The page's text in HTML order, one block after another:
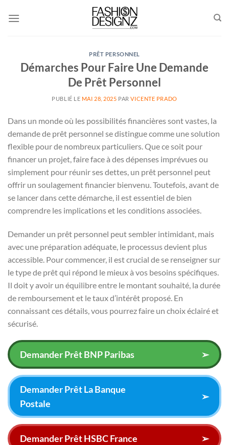
PRÊT PERSONNEL
Démarches Pour Faire Une Demande
De Prêt Personnel
PUBLIÉ LE MAI 28, 2025 PARVICENTE PRADO
Dans un monde où les possibilités financières sont vastes, la
demande de prêt personnel se distingue comme une solution
flexible pour de nombreux particuliers. Que ce soit pour
financer un projet, faire face à des dépenses imprévues ou
simplement pour réunir ses dettes, un prêt personnel peut
offrir un soulagement financier bienvenu. Toutefois, avant de
se lancer dans cette démarche, il est essentiel de bien
comprendre les implications et les conditions associées.
Demander un prêt personnel peut sembler intimidant, mais
avec une préparation adéquate, le processus devient plus
accessible. Pour commencer, il est crucial de se renseigner sur
le type de prêt qui répond le mieux à vos besoins spécifiques.
Il doit y avoir un équilibre entre le montant souhaité, la durée
de remboursement et le taux d’intérêt proposé. En
connaissant ces détails, vous pourrez faire un choix éclairé et
sécurisé.
Demander Prêt BNP Paribas ➢
Demander Prêt La Banque
Postale
➢
Demander Prêt HSBC France ➢